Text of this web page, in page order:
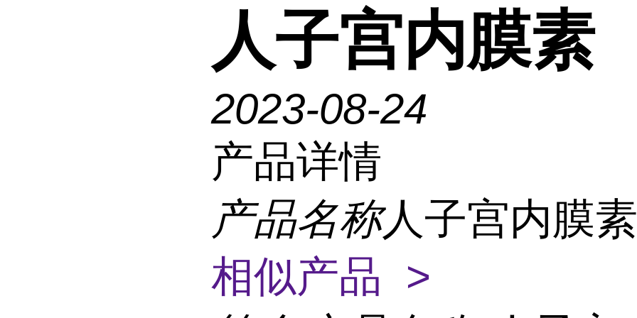
人子宫内膜素
2023-08-24
产品详情
产品名称人子宫内膜
相似产品 >